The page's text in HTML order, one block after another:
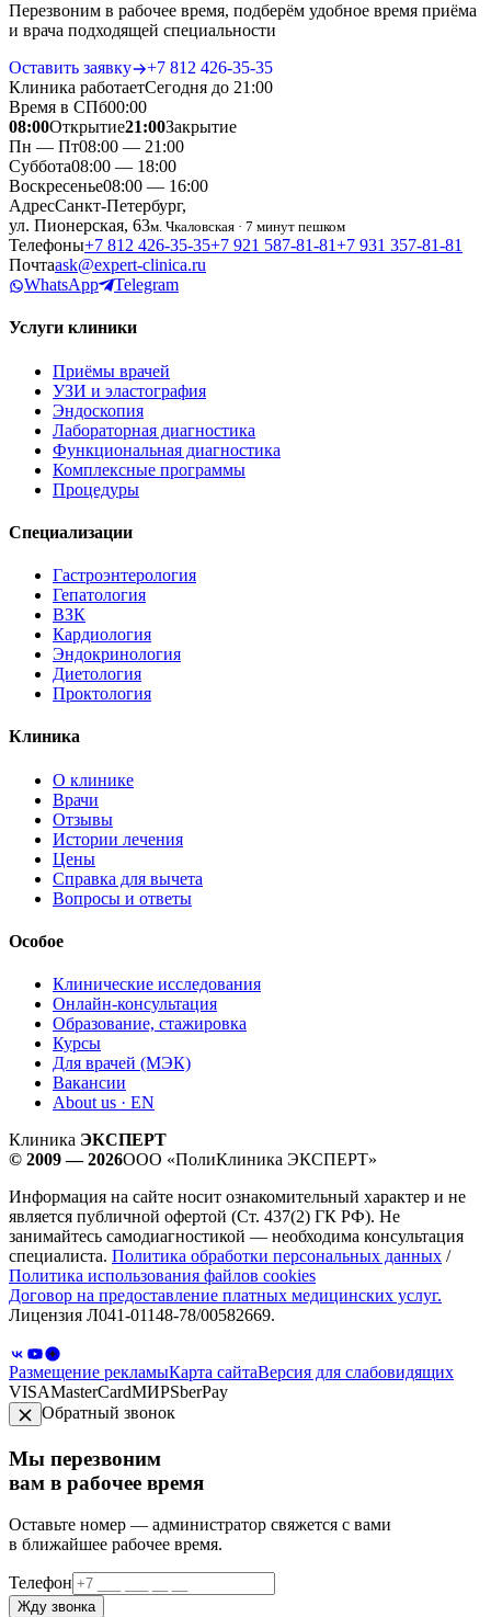
Перезвоним в рабочее время, подберём удобное время приёма
и врача подходящей специальности
Оставить заявку
+7 812 426‑35‑35
Клиника работаетСегодня до 21:00
Время в СПб00:00
08:00Открытие21:00Закрытие
Пн — Пт08:00 — 21:00
Суббота08:00 — 18:00
Воскресенье08:00 — 16:00
АдресСанкт-Петербург,
ул. Пионерская, 63м. Чкаловская · 7 минут пешком
Телефоны+7 812 426‑35‑35+7 921 587‑81‑81+7 931 357‑81‑81
Почтаask@expert-clinica.ru
WhatsApp
Telegram
Услуги клиники
Приёмы врачей
УЗИ и эластография
Эндоскопия
Лабораторная диагностика
Функциональная диагностика
Комплексные программы
Процедуры
Специализации
Гастроэнтерология
Гепатология
ВЗК
Кардиология
Эндокринология
Диетология
Проктология
Клиника
О клинике
Врачи
Отзывы
Истории лечения
Цены
Справка для вычета
Вопросы и ответы
Особое
Клинические исследования
Онлайн-консультация
Образование, стажировка
Курсы
Для врачей (МЭК)
Вакансии
About us · EN
Клиника ЭКСПЕРТ
© 2009 — 2026ООО «ПолиКлиника ЭКСПЕРТ»
Информация на сайте носит ознакомительный характер и не
является публичной офертой (Ст. 437(2) ГК РФ). Не
занимайтесь самодиагностикой — необходима консультация
специалиста. Политика обработки персональных данных /
Политика использования файлов cookies
Договор на предоставление платных медицинских услуг.
Лицензия Л041-01148-78/00582669.
Размещение рекламыКарта сайтаВерсия для слабовидящих
VISAMasterCardМИРSberPay
Обратный звонок
Мы перезвоним
вам в рабочее время
Оставьте номер — администратор свяжется с вами
в ближайшее рабочее время.
Телефон
Жду звонка